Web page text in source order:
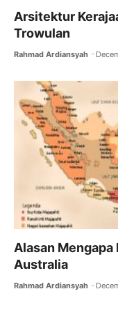
Arsitektur
Trowulan
Rahmad Ardiansyah
Alasan
Australia
Rahmad Ardiansyah